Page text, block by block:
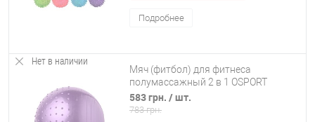
Подробнее
Нет в наличии
Мяч (фитбол) для фитнеса
полумассажный 2 в 1 OSPORT
глянец 75см (25415-28)
583 грн. / шт.
783 грн.